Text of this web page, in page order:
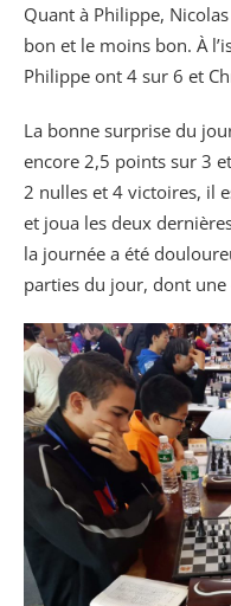
Quant à Philippe,
bon et le moins bon. À
Philippe ont 4 sur 6 et
La bonne surprise du
encore 2,5 points sur 3
2 nulles et 4 victoires, il
et joua les deux
la journée a été
parties du jour, dont